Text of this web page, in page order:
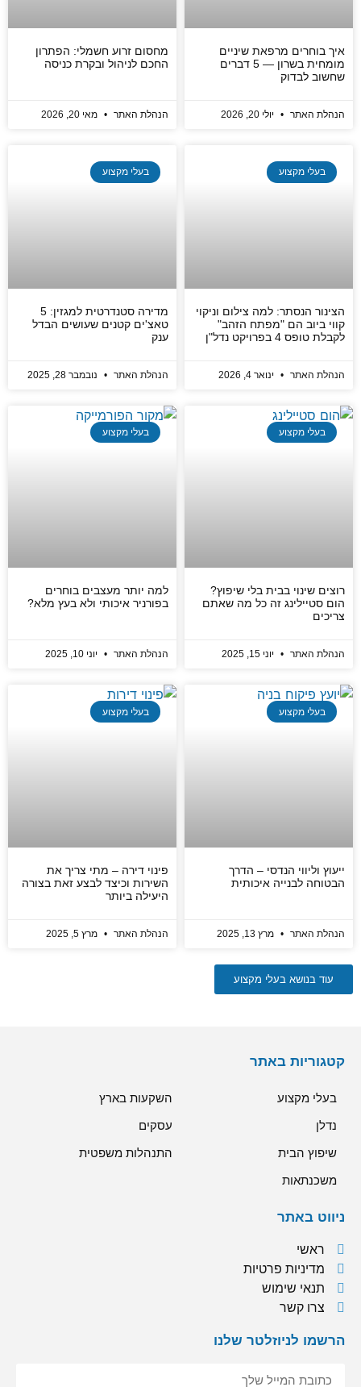
איך בוחרים מרפאת שיניים
מומחית בשרון — 5 דברים
שחשוב לבדוק
הנהלת האתר יולי 20, 2026
מחסום זרוע חשמלי: הפתרון
החכם לניהול ובקרת כניסה
הנהלת האתר מאי 20, 2026
בעלי מקצוע
הצינור הנסתר: למה צילום וניקוי
קווי ביוב הם "מפתח הזהב"
לקבלת טופס 4 בפרויקט נדל"ן
הנהלת האתר ינואר 4, 2026
בעלי מקצוע
מדירה סטנדרטית למגזין: 5
טאצ'ים קטנים שעושים הבדל
ענק
הנהלת האתר נובמבר 28, 2025
בעלי מקצוע
רוצים שינוי בבית בלי שיפוץ?
הום סטיילינג זה כל מה שאתם
צריכים
הנהלת האתר יוני 15, 2025
בעלי מקצוע
למה יותר מעצבים בוחרים
בפורניר איכותי ולא בעץ מלא?
הנהלת האתר יוני 10, 2025
בעלי מקצוע
ייעוץ וליווי הנדסי – הדרך
הבטוחה לבנייה איכותית
הנהלת האתר מרץ 13, 2025
בעלי מקצוע
פינוי דירה – מתי צריך את
השירות וכיצד לבצע זאת בצורה
היעילה ביותר
הנהלת האתר מרץ 5, 2025
עוד בנושא בעלי מקצוע
קטגוריות באתר
בעלי מקצוע
השקעות בארץ
נדלן
עסקים
שיפוץ הבית
התנהלות משפטית
משכנתאות
ניווט באתר
ראשי
מדיניות פרטיות
תנאי שימוש
צרו קשר
הרשמו לניוזלטר שלנו